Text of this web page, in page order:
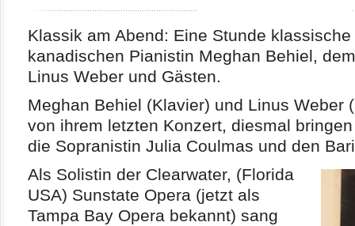
Klassik am Abend: Eine Stunde
kanadischen Pianistin Meghan Behiel,
Linus Weber und Gästen.
Meghan Behiel (Klavier) und Linus Weber
von ihrem letzten Konzert, diesmal
die Sopranistin Julia Coulmas und den
Als Solistin der Clearwater, (Florida
USA) Sunstate Opera (jetzt als
Tampa Bay Opera bekannt) sang